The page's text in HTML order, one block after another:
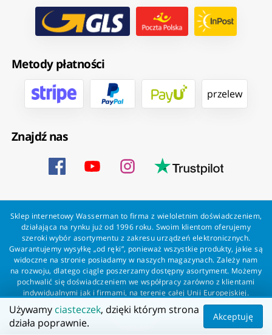
Metody płatności
przelew
Znajdź nas
Sklep internetowy Wasserman to firma z wieloletnim doświadczeniem,
działająca na rynku już od 1996 roku. Swoim klientom oferujemy
szeroki wybór asortymentu z zakresu urządzeń elektronicznych.
Gwarantujemy wysyłkę „od ręki”, ponieważ wszystkie produkty, jakie są
widoczne na stronie posiadamy w naszych magazynach. Zależy nam
na rozwoju, dlatego ciągle poszerzamy dostępny asortyment. Możemy
pochwalić się doświadczeniem we współpracy zarówno z klientami
indywidualnymi jak i firmami, na terenie całej Unii Europejskiej.
Zapewniamy profesjonalną obsługę każdego klienta oraz szybką i
bezproblemową realizację zamówień. Wasserman - wszystko dla
Używamy ciasteczek, dzięki którym strona
działa poprawnie.
Akceptuję